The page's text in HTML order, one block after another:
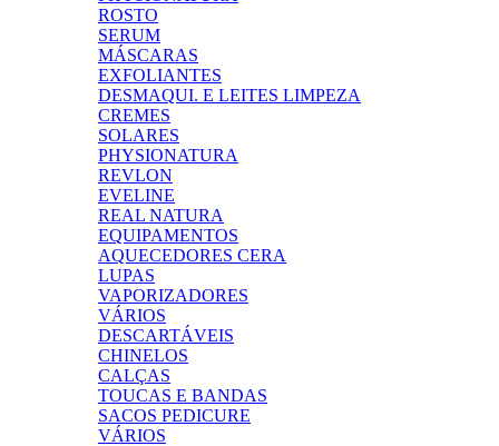
ROSTO
SERUM
MÁSCARAS
EXFOLIANTES
DESMAQUI. E LEITES LIMPEZA
CREMES
SOLARES
PHYSIONATURA
REVLON
EVELINE
REAL NATURA
EQUIPAMENTOS
AQUECEDORES CERA
LUPAS
VAPORIZADORES
VÁRIOS
DESCARTÁVEIS
CHINELOS
CALÇAS
TOUCAS E BANDAS
SACOS PEDICURE
VÁRIOS